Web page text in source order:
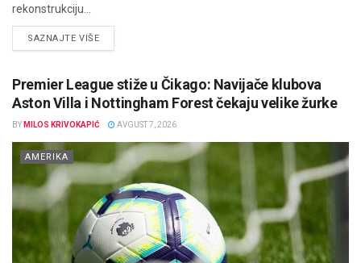
rekonstrukciju...
SAZNAJTE VIŠEDETAILS
Premier League stiže u Čikago: Navijače klubova
Aston Villa i Nottingham Forest čekaju velike žurke
BY MILOS KRIVOKAPIĆ AVGUST 7, 2026
AMERIKA